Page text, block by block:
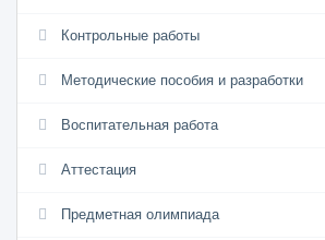
Контрольные работы
Методические пособия и разработки
Воспитательная работа
Аттестация
Предметная олимпиада